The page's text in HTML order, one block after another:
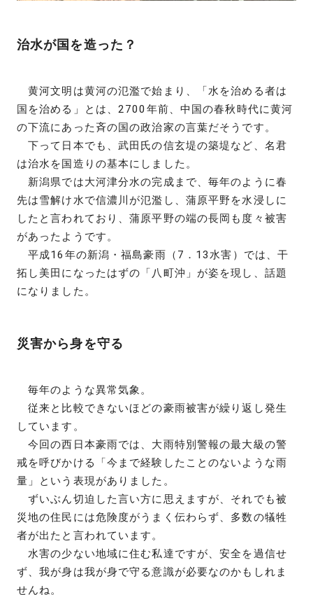
治水が国を造った？
黄河文明は黄河の氾濫で始まり、「水を治める者は
国を治める」とは、2700年前、中国の春秋時代に黄河
の下流にあった斉の国の政治家の言葉だそうです。
下って日本でも、武田氏の信玄堤の築堤など、名君
は治水を国造りの基本にしました。
新潟県では大河津分水の完成まで、毎年のように春
先は雪解け水で信濃川が氾濫し、蒲原平野を水浸しに
したと言われており、蒲原平野の端の長岡も度々被害
があったようです。
平成16年の新潟・福島豪雨（7．13水害）では、干
拓し美田になったはずの「八町沖」が姿を現し、話題
になりました。
災害から身を守る
毎年のような異常気象。
従来と比較できないほどの豪雨被害が繰り返し発生
しています。
今回の西日本豪雨では、大雨特別警報の最大級の警
戒を呼びかける「今まで経験したことのないような雨
量」という表現がありました。
ずいぶん切迫した言い方に思えますが、それでも被
災地の住民には危険度がうまく伝わらず、多数の犠牲
者が出たと言われています。
水害の少ない地域に住む私達ですが、安全を過信せ
ず、我が身は我が身で守る意識が必要なのかもしれま
せんね。